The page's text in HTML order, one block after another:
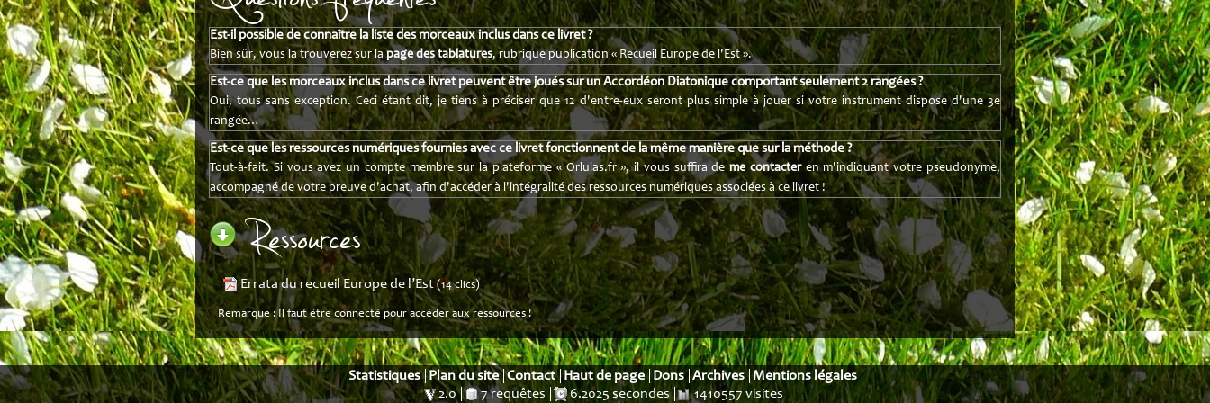
Est-il possible de connaître la liste des morceaux inclus dans ce livret ?
Bien sûr, vous la trouverez sur lapage des tablatures, rubrique publication « Recueil Europe de l'Est ».
Est-ce que les morceaux inclus dans ce livret peuvent être joués sur un Accordéon Diatonique comportant seulement 2 rangées ?
Oui, tous sans exception. Ceci étant dit, je tiens à préciser que 12 d'entre-eux seront plus simple à jouer si votre instrument dispose d'une 3e
rangée…
Est-ce que les ressources numériques fournies avec ce livret fonctionnent de la même manière que sur la méthode ?
Tout-à-fait. Si vous avez un compte membre sur la plateforme « Orlulas.fr », il vous suffira deme contacteren m'indiquant votre pseudonyme,
accompagné de votre preuve d'achat, afin d'accéder à l'intégralité des ressources numériques associées à ce livret !
Ressources
Errata du recueil Europe de l’Est (14 clics)
Remarque :Il faut être connecté pour accéder aux ressources !
Statistiques Plan du site Contact Haut de page Dons Archives Mentions légales
2.0
7 requêtes 6.2025 secondes 1410557 visites